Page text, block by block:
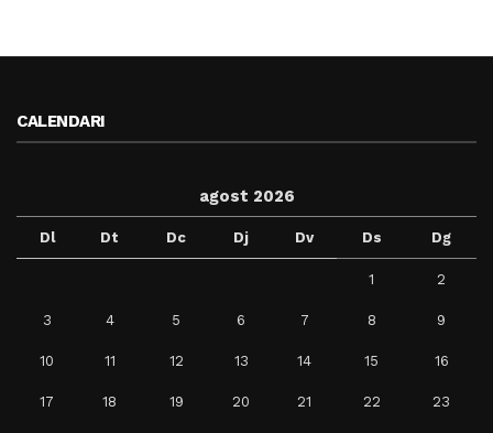
CALENDARI
agost 2026
Dl Dt Dc Dj Dv Ds Dg
1 2
3 4 5 6 7 8 9
10 11 12 13 14 15 16
17 18 19 20 21 22 23